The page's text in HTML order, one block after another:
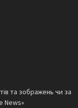
та зображень чи за
News»